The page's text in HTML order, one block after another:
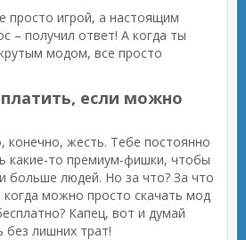
просто игрой, а настоящим
– получил ответ! А когда ты
модом, все просто
если можно
конечно, жесть. Тебе постоянно
какие-то премиум-фишки, чтобы
больше людей. Но за что? За что
можно просто скачать мод
Капец, вот и думай
без лишних трат!